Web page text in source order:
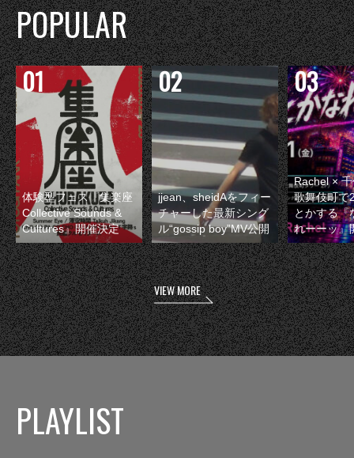
POPULAR
体験型フェス『集楽座
Collective Sounds &
Cultures』開催決定
jjean、sheidAをフィー
チャーした最新シング
ル“gossip boy”MV公開
Rachel ×
歌舞伎町で
とかする『
れーーッ』
VIEW MORE
PLAYLIST